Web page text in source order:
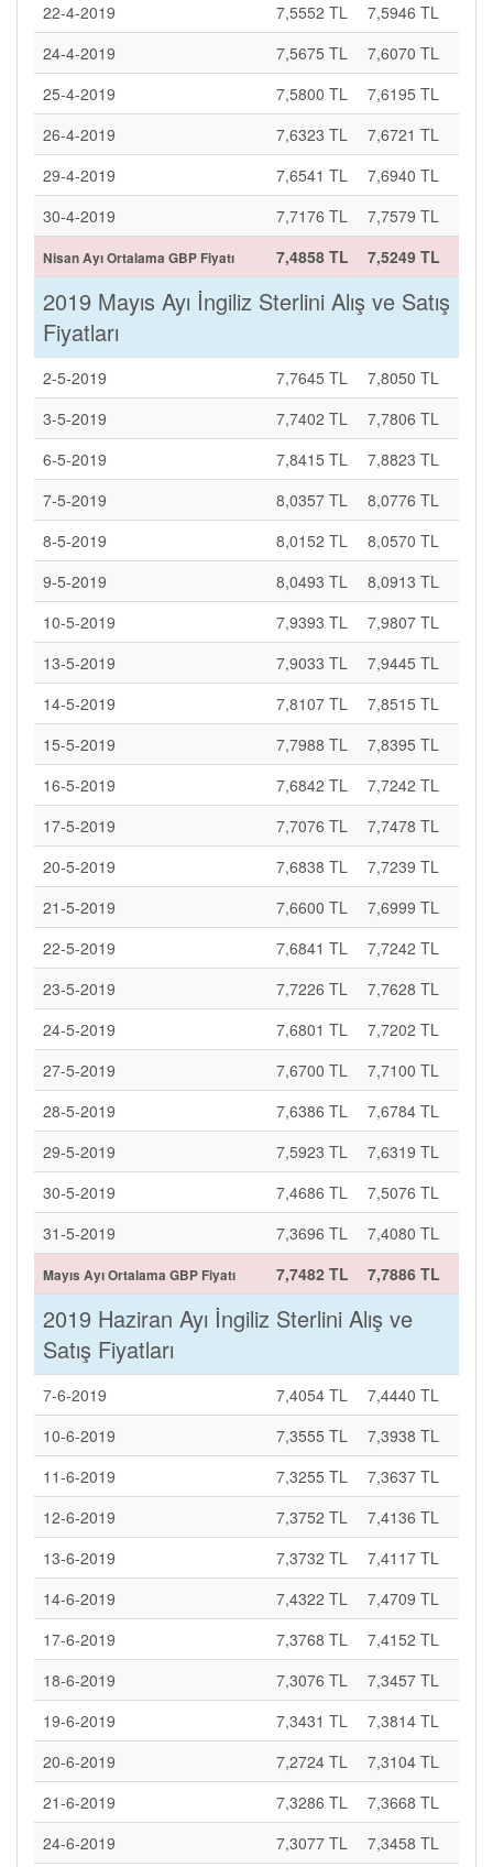
22-4-2019
7,5552 TL
7,5946 TL
24-4-2019
7,5675 TL
7,6070 TL
25-4-2019
7,5800 TL
7,6195 TL
26-4-2019
7,6323 TL
7,6721 TL
29-4-2019
7,6541 TL
7,6940 TL
30-4-2019
7,7176 TL 7,7579 TL
Nisan Ayı Ortalama GBP Fiyatı 7,4858 TL 7,5249 TL
2019 Mayıs Ayı İngiliz Sterlini Alış ve Satış
Fiyatları
2-5-2019 7,7645 TL
7,8050 TL
3-5-2019
7,7402 TL
7,7806 TL
6-5-2019
7,8415 TL
7,8823 TL
7-5-2019
8,0357 TL
8,0776 TL
8-5-2019
8,0152 TL
8,0570 TL
9-5-2019
8,0493 TL
8,0913 TL
10-5-2019
7,9393 TL
7,9807 TL
13-5-2019
7,9033 TL
7,9445 TL
14-5-2019
7,8107 TL
7,8515 TL
15-5-2019
7,7988 TL
7,8395 TL
16-5-2019
7,6842 TL
7,7242 TL
17-5-2019
7,7076 TL
7,7478 TL
20-5-2019
7,6838 TL
7,7239 TL
21-5-2019
7,6600 TL
7,6999 TL
22-5-2019
7,6841 TL
7,7242 TL
23-5-2019
7,7226 TL
7,7628 TL
24-5-2019
7,6801 TL
7,7202 TL
27-5-2019
7,6700 TL
7,7100 TL
28-5-2019
7,6386 TL
7,6784 TL
29-5-2019
7,5923 TL
7,6319 TL
30-5-2019
7,4686 TL
7,5076 TL
31-5-2019
7,3696 TL 7,4080 TL
Mayıs Ayı Ortalama GBP Fiyatı 7,7482 TL 7,7886 TL
2019 Haziran Ayı İngiliz Sterlini Alış ve
Satış Fiyatları
7-6-2019 7,4054 TL
7,4440 TL
10-6-2019
7,3555 TL
7,3938 TL
11-6-2019
7,3255 TL
7,3637 TL
12-6-2019
7,3752 TL
7,4136 TL
13-6-2019
7,3732 TL
7,4117 TL
14-6-2019
7,4322 TL
7,4709 TL
17-6-2019
7,3768 TL
7,4152 TL
18-6-2019
7,3076 TL
7,3457 TL
19-6-2019
7,3431 TL
7,3814 TL
20-6-2019
7,2724 TL
7,3104 TL
21-6-2019
7,3286 TL
7,3668 TL
24-6-2019
7,3077 TL 7,3458 TL